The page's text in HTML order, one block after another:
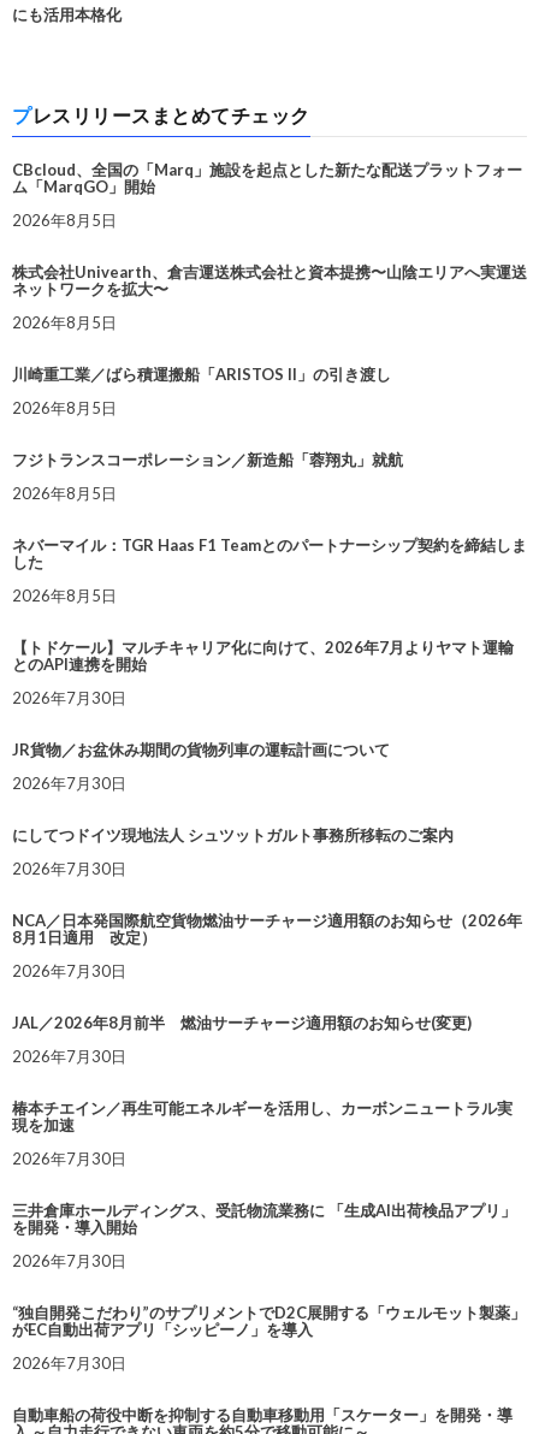
にも活用本格化
プレスリリースまとめてチェック
CBcloud、全国の「Marq」施設を起点とした新たな配送プラットフォー
ム「MarqGO」開始
2026年8月5日
株式会社Univearth、倉吉運送株式会社と資本提携〜山陰エリアへ実運送
ネットワークを拡大〜
2026年8月5日
川崎重工業／ばら積運搬船「ARISTOS II」の引き渡し
2026年8月5日
フジトランスコーポレーション／新造船「蓉翔丸」就航
2026年8月5日
ネバーマイル：TGR Haas F1 Teamとのパートナーシップ契約を締結しま
した
2026年8月5日
【トドケール】マルチキャリア化に向けて、2026年7月よりヤマト運輸
とのAPI連携を開始
2026年7月30日
JR貨物／お盆休み期間の貨物列車の運転計画について
2026年7月30日
にしてつドイツ現地法人 シュツットガルト事務所移転のご案内
2026年7月30日
NCA／日本発国際航空貨物燃油サーチャージ適用額のお知らせ（2026年
8月1日適用 改定）
2026年7月30日
JAL／2026年8月前半 燃油サーチャージ適用額のお知らせ(変更)
2026年7月30日
椿本チエイン／再生可能エネルギーを活用し、カーボンニュートラル実
現を加速
2026年7月30日
三井倉庫ホールディングス、受託物流業務に 「生成AI出荷検品アプリ」
を開発・導入開始
2026年7月30日
“独自開発こだわり”のサプリメントでD2C展開する「ウェルモット製薬」
がEC自動出荷アプリ「シッピーノ」を導入
2026年7月30日
自動車船の荷役中断を抑制する自動車移動用「スケーター」を開発・導